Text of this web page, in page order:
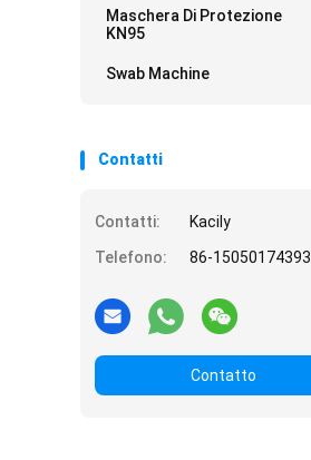
Maschera Di Protezione
KN95
Swab Machine
Contatti
Contatti:
Kacily
Telefono:
86-15050174393
Contatto